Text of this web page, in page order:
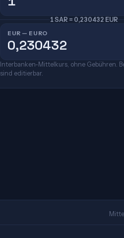
1 SAR = 0,230432 EUR
EUR — EURO
Interbanken-Mittelkurs, ohne Gebühren.
sind editierbar.